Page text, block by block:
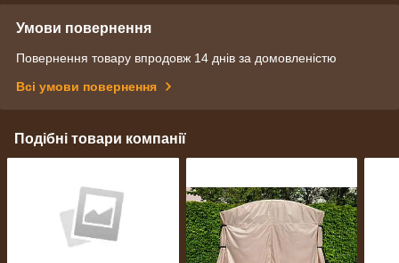
Умови повернення
Повернення товару впродовж 14 днів за домовленістю
Всі умови повернення
Подібні товари компанії